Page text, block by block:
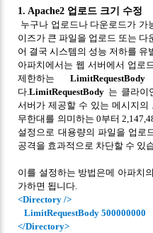
1. Apache2 업로드 크기 수정
누구나 업로드나 다운로드가
이즈가 큰 파일을 업로드 또는 다
어 결국 시스템의 성능 저하를 유
아파치에서는 웹 서버에서 업로
제한하는LimitRequestBody
다.LimitRequestBody 는 클라이
서버가 제공할 수 있는 메시지의
무한대를 의미하는 0부터
설정으로 대용량의 파일을 업로
공격을 효과적으로 차단할 수 있
이를 설정하는 방법은메 아파치
가하면 됩니다.
<Directory />
LimitRequestBody 500000000
</Directory>